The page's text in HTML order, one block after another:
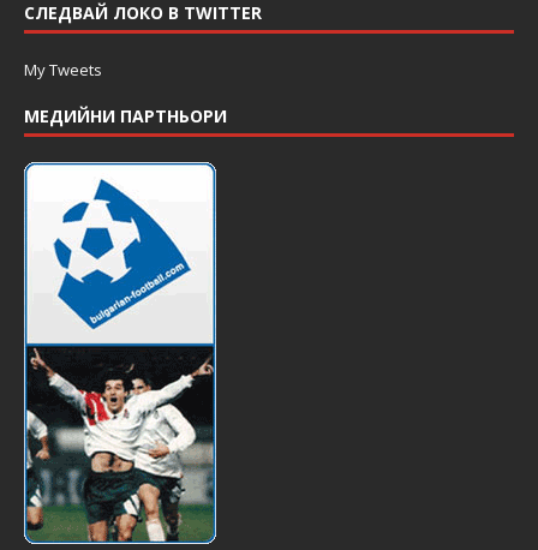
СЛЕДВАЙ ЛОКО В TWITTER
My Tweets
МЕДИЙНИ ПАРТНЬОРИ